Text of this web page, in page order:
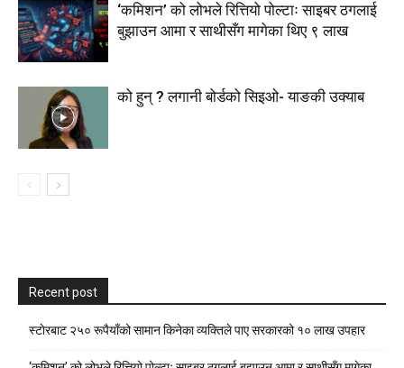
‘कमिशन’ को लोभले रित्तियो पोल्टाः साइबर ठगलाई
बुझाउन आमा र साथीसँग मागेका थिए ९ लाख
को हुन् ? लगानी बोर्डको सिइओ- याङकी उक्याब
Recent post
स्टाेरबाट २५० रूपैयाँको सामान किनेका व्यक्तिले पाए सरकारको १० लाख उपहार